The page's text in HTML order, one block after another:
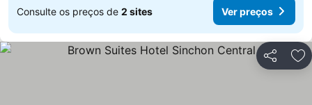
Consulte os preços de 2 sites Ver preços
Partilhar